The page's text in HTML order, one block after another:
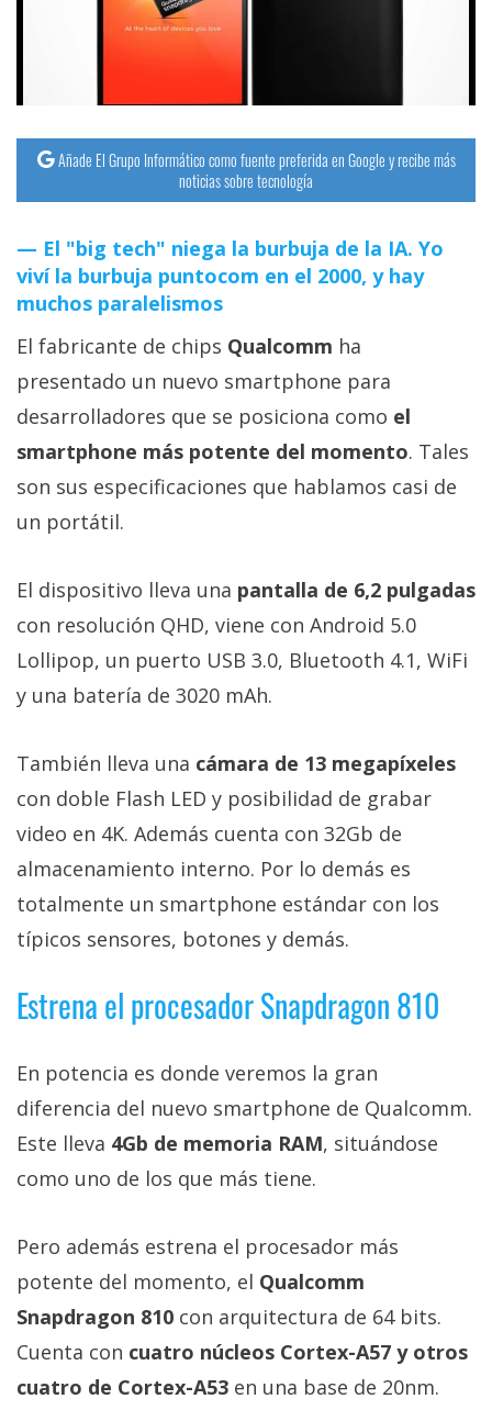
Trucos
Tutoriales
Ciberseguridad
Sistemas
operativos
Profesional
+
temas
Sorteos
Foros
/
nosotros
/
Publicidad
/
Cambiar
opciones
privacidad
/
Legal
El medio de
digital donde
noticias sobre
tecnología,
móviles,
ordenadores,
apps,
informática,
videojuegos,
comparativas,
Añade El Grupo Informático como fuente preferida en Google y recibe más
noticias sobre tecnología
El "big tech" niega la burbuja de la IA. Yo
viví la burbuja puntocom en el 2000, y hay
muchos paralelismos
El fabricante de chips Qualcomm ha
presentado un nuevo smartphone para
desarrolladores que se posiciona como el
smartphone más potente del momento. Tales
son sus especificaciones que hablamos casi de
un portátil.
El dispositivo lleva una pantalla de 6,2 pulgadas
con resolución QHD, viene con Android 5.0
Lollipop, un puerto USB 3.0, Bluetooth 4.1, WiFi
y una batería de 3020 mAh.
También lleva una cámara de 13 megapíxeles
con doble Flash LED y posibilidad de grabar
video en 4K. Además cuenta con 32Gb de
almacenamiento interno. Por lo demás es
totalmente un smartphone estándar con los
típicos sensores, botones y demás.
Estrena el procesador Snapdragon 810
En potencia es donde veremos la gran
diferencia del nuevo smartphone de Qualcomm.
Este lleva 4Gb de memoria RAM, situándose
como uno de los que más tiene.
Pero además estrena el procesador más
potente del momento, el Qualcomm
Snapdragon 810 con arquitectura de 64 bits.
Cuenta con cuatro núcleos Cortex-A57 y otros
cuatro de Cortex-A53 en una base de 20nm.